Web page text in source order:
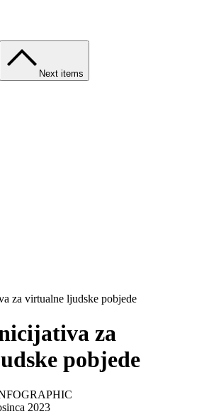
Next items
za virtualne ljudske pobjede
za
pobjede
2023